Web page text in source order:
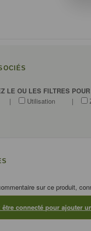
LE OU LES FILTRES
| Utilisation |
sur ce produit,
être connecté pour ajouter